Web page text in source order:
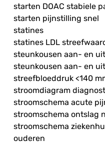
starten DOAC stabiele
starten pijnstilling snel
statines
statines LDL
steunkousen aan- en
steunkousen aan- en
streefbloeddruk <140
stroomdiagram
stroomschema acute
stroomschema ontslag
stroomschema
ouderen